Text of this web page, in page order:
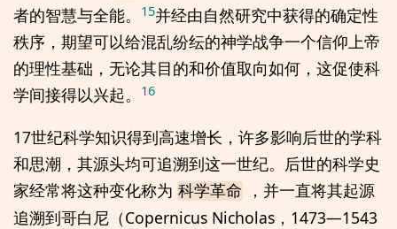
者的智慧与全能。
15并经由自然研究中获得的确定性
秩序，期望可以给混乱纷纭的神学战争一个信仰上帝
的理性基础，无论其目的和价值取向如何，这促使科
学间接得以兴起。
16
17世纪科学知识得到高速增长，许多影响后世的学科
和思潮，其源头均可追溯到这一世纪。后世的科学史
家经常将这种变化称为 科学革命
，并一直将其起源
追溯到哥白尼（Copernicus Nicholas，1473—1543